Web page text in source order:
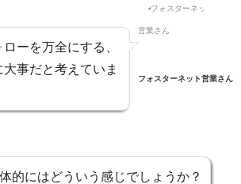
ローを万全にする、
事だと考えていま
フォスターネット営業さん
的にはどういう感じでしょうか？